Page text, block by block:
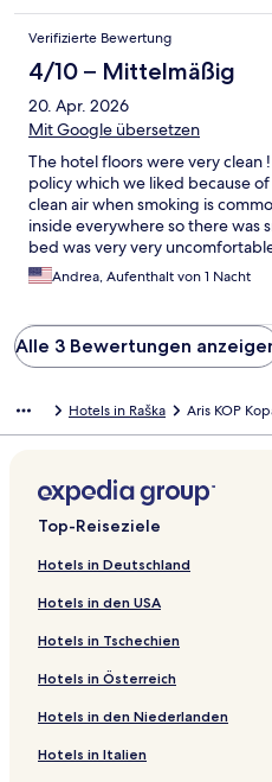
anterior.
Verifizierte Bewertung
4/10 – Mittelmäßig
20. Apr. 2026
Mit Google übersetzen
The hotel floors were very clean
policy which we liked because
clean air when smoking is
inside everywhere so there was
bed was very very
buffet. We added on the half
buffet breakfast and dinner but
4,000 dinars at one meal for
reception staff was rude about
drinks from the machine or
looked to see one staff member
hard cleaning the floors and
sitting around smoking.
Andrea, Aufenthalt von 1 Nacht
Alle 3 Bewertungen
Hotels in Raška Aris KOP
Top-Reiseziele
Hotels in Deutschland
Hotels in den USA
Hotels in Tschechien
Hotels in Österreich
Hotels in den Niederlanden
Hotels in Italien